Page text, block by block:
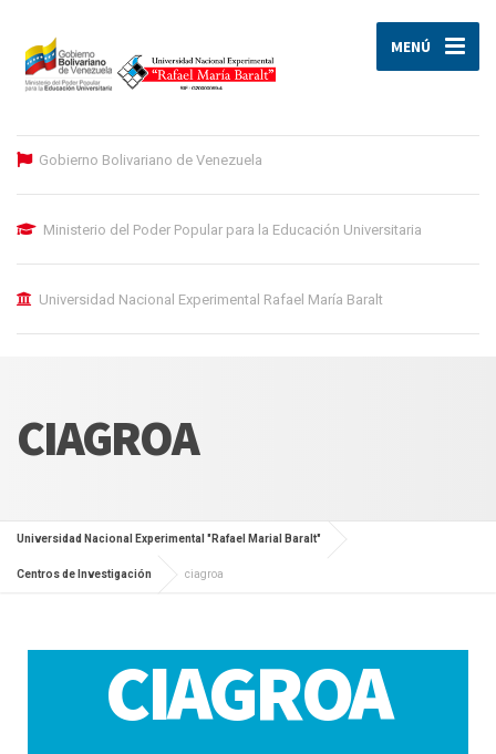
MENÚ
Gobierno Bolivariano de Venezuela
Ministerio del Poder Popular para la Educación Universitaria
Universidad Nacional Experimental Rafael María Baralt
CIAGROA
Universidad Nacional Experimental "Rafael Marial Baralt"
Centros de Investigación ciagroa
CIAGROA